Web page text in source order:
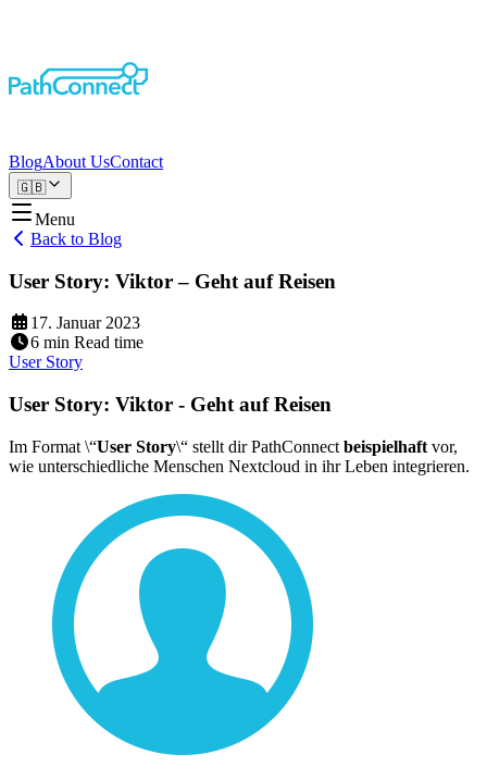
BlogAbout UsContact
🇬🇧
Menu
Back to Blog
User Story: Viktor – Geht auf Reisen
17. Januar 2023
6 min Read time
User Story
User Story: Viktor - Geht auf Reisen
Im Format \“User Story\“ stellt dir PathConnect beispielhaft vor,
wie unterschiedliche Menschen Nextcloud in ihr Leben integrieren.